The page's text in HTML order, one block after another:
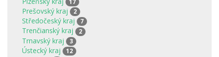
Prešovský kraj 2
Středočeský kraj 7
Trenčianský kraj 2
Trnavský kraj 3
Ústecký kraj 12